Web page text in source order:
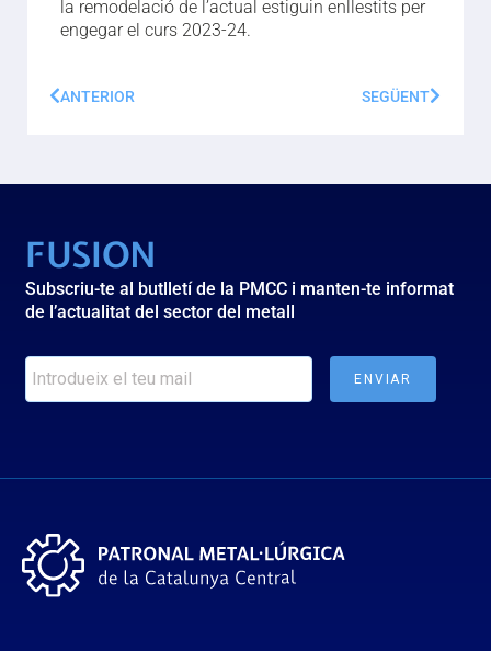
la remodelació de l’actual estiguin enllestits per
engegar el curs 2023-24.
ANTERIOR SEGÜENT
FUSION
Subscriu-te al butlletí de la PMCC i manten-te informat
de l’actualitat del sector del metall